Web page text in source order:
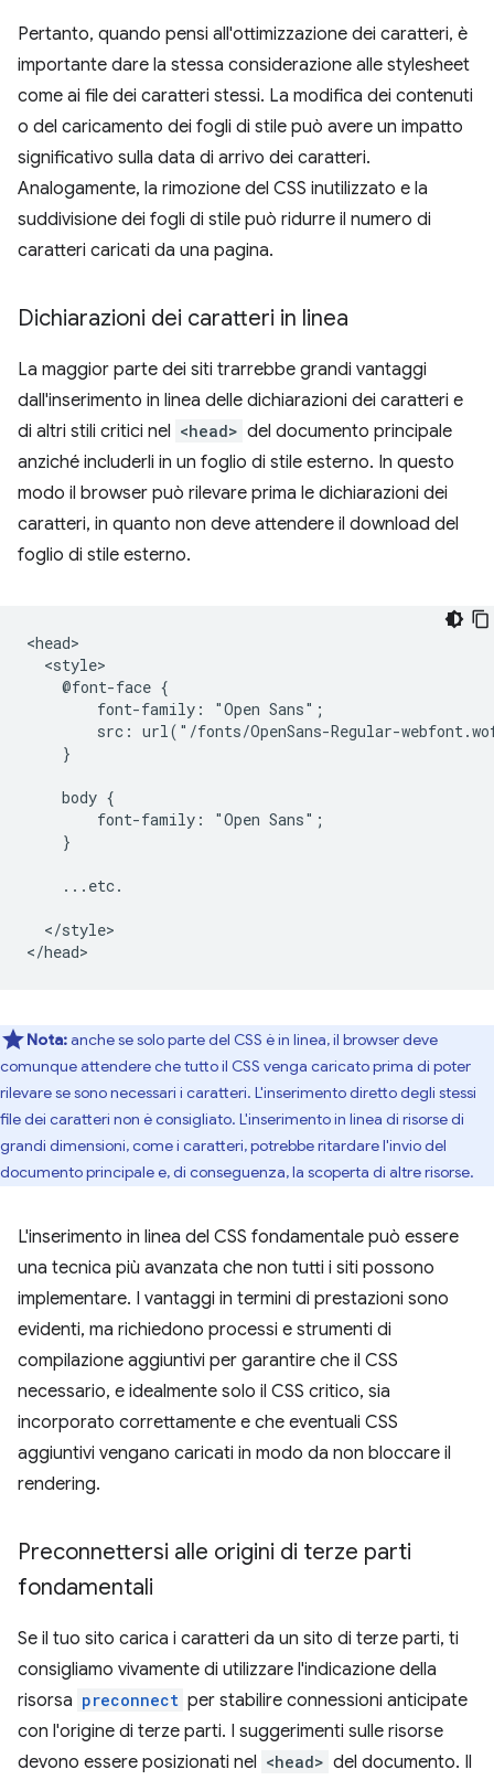
Pertanto, quando pensi all'ottimizzazione dei caratteri, è
importante dare la stessa considerazione alle stylesheet
come ai file dei caratteri stessi. La modifica dei contenuti
o del caricamento dei fogli di stile può avere un impatto
significativo sulla data di arrivo dei caratteri.
Analogamente, la rimozione del CSS inutilizzato e la
suddivisione dei fogli di stile può ridurre il numero di
caratteri caricati da una pagina.
Dichiarazioni dei caratteri in linea
La maggior parte dei siti trarrebbe grandi vantaggi
dall'inserimento in linea delle dichiarazioni dei caratteri e
di altri stili critici nel <head> del documento principale
anziché includerli in un foglio di stile esterno. In questo
modo il browser può rilevare prima le dichiarazioni dei
caratteri, in quanto non deve attendere il download del
foglio di stile esterno.
<head>
  <style>
    @font-face {
        font-family: "Open Sans";
src: url("/fonts/OpenSans-Regular-
    }
    body {
        font-family: "Open Sans";
    }
    ...etc.
  </style>
Nota:anche se solo parte del CSS è in linea, il browser deve
comunque attendere che tutto il CSS venga caricato prima di poter
rilevare se sono necessari i caratteri. L'inserimento diretto degli stessi
file dei caratteri non è consigliato. L'inserimento in linea di risorse di
grandi dimensioni, come i caratteri, potrebbe ritardare l'invio del
documento principale e, di conseguenza, la scoperta di altre risorse.
L'inserimento in linea del CSS fondamentale può essere
una tecnica più avanzata che non tutti i siti possono
implementare. I vantaggi in termini di prestazioni sono
evidenti, ma richiedono processi e strumenti di
compilazione aggiuntivi per garantire che il CSS
necessario, e idealmente solo il CSS critico, sia
incorporato correttamente e che eventuali CSS
aggiuntivi vengano caricati in modo da non bloccare il
rendering.
Preconnettersi alle origini di terze parti
fondamentali
Se il tuo sito carica i caratteri da un sito di terze parti, ti
consigliamo vivamente di utilizzare l'indicazione della
risorsa preconnect per stabilire connessioni anticipate
con l'origine di terze parti. I suggerimenti sulle risorse
devono essere posizionati nel <head> del documento. Il